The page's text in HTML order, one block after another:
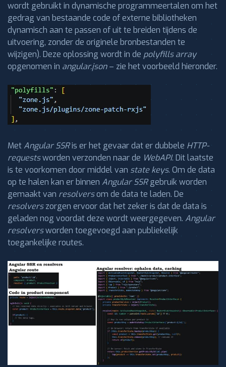
wordt gebruikt in dynamische programmeertalen om het
gedrag van bestaande code of externe bibliotheken
dynamisch aan te passen of uit te breiden tijdens de
uitvoering, zonder de originele bronbestanden te
wijzigen). Deze oplossing wordt in de polyfills array
opgenomen in angular.json– zie het voorbeeld hieronder.
MetAngular SSRis er het gevaar dat er dubbele HTTP-
requestsworden verzonden naar de WebAPI. Dit laatste
is te voorkomen door middel van state keys. Om de data
op te halen kan er binnen Angular SSRgebruik worden
gemaakt van resolversom de data te laden. De
resolverszorgen ervoor dat het zeker is dat de data is
geladen nog voordat deze wordt weergegeven. Angular
resolversworden toegevoegd aan publiekelijk
toegankelijke routes.